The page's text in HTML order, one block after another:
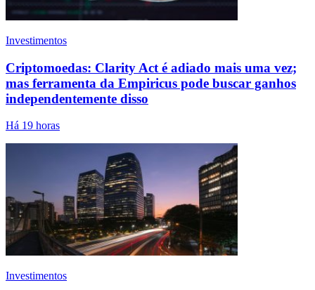
Investimentos
Criptomoedas: Clarity Act é adiado mais uma vez;
mas ferramenta da Empiricus pode buscar ganhos
independentemente disso
Há 19 horas
Investimentos